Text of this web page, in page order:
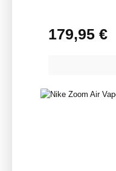
Regulärer Preis:
179,95 €